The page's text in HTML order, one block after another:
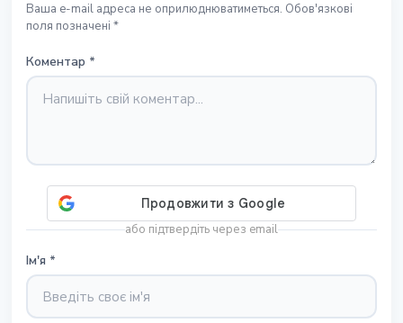
Ваша e-mail адреса не оприлюднюватиметься. Обов'язкові
поля позначені *
Коментар *
або підтвердіть через email
Ім'я *